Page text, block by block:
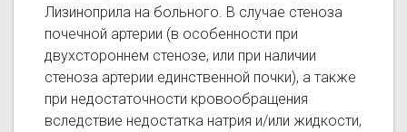
Лизиноприла на больного. В случае стеноза
почечной артерии (в особенности при
двухстороннем стенозе, или при наличии
стеноза артерии единственной почки), а также
при недостаточности кровообращения
вследствие недостатка натрия и/или жидкости,